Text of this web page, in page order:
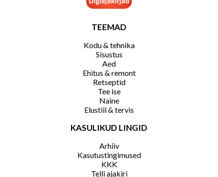
TEEMAD
Kodu & tehnika
Sisustus
Aed
Ehitus & remont
Retseptid
Tee ise
Naine
Elustiil & tervis
KASULIKUD LINGID
Arhiiv
Kasutustingimused
KKK
Telli ajakiri